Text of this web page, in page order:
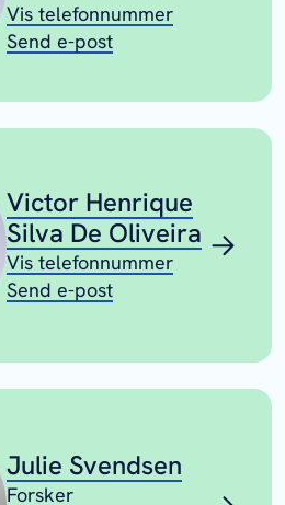
Vis telefonnummer
Send e-post
Victor Henrique
Silva De Oliveira
Vis telefonnummer
Send e-post
Julie Svendsen
Forsker